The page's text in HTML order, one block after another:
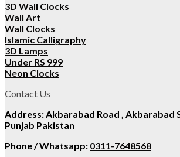
3D Wall Clocks
Wall Art
Wall Clocks
Islamic Calligraphy
3D Lamps
Under RS 999
Neon Clocks
Contact Us
Address: Akbarabad Road , Akbarabad
Punjab Pakistan
Phone / Whatsapp: 0311-7648568